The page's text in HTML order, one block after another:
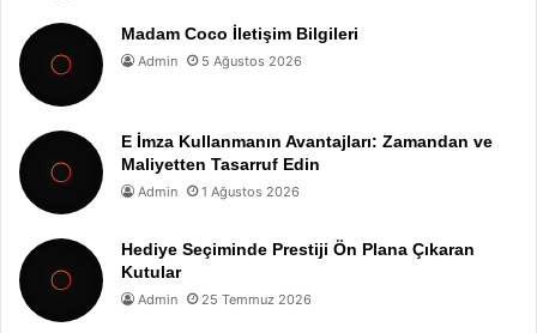
Madam Coco İletişim Bilgileri
Admin 5 Ağustos 2026
E İmza Kullanmanın Avantajları: Zamandan ve
Maliyetten Tasarruf Edin
Admin 1 Ağustos 2026
Hediye Seçiminde Prestiji Ön Plana Çıkaran
Kutular
Admin 25 Temmuz 2026